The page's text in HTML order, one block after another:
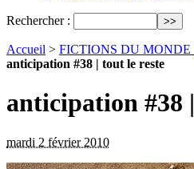
Rechercher :
Accueil > FICTIONS DU MONDE
anticipation #38 | tout le reste
anticipation #38
mardi 2 février 2010